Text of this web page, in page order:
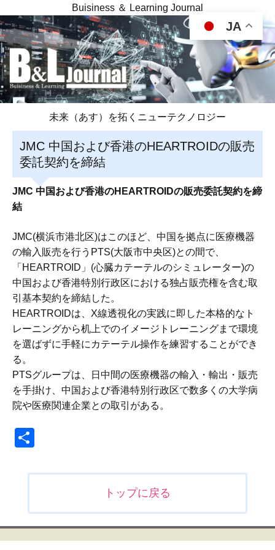
Buisiness ＆ Learning Journal
未来（あす）を拓くニューテクノロジー
JMC 中国および香港のHEARTROIDの販売
委託契約を締結
JMC 中国および香港のHEARTROIDの販売委託契約を締
結
JMC(横浜市港北区)はこのほど、中国を拠点に医療機器
の輸入販売を行うPTS(大阪市中央区)との間で、
「HEARTROID」(心臓カテーテルのシミュレーター)の
中国および香港特別行政区における独占販売権を含む取
引基本契約を締結した。
HEARTROIDは、X線透視化の実践に即した本格的なト
レーニングから机上でのイメージトレーニングまで環境
を選ばずに手軽にカテーテル操作を練習することができ
る。
PTSグループは、日中間の医療機器の輸入・輸出・販売
を手掛け、中国および香港特別行政区で数多くの大学病
院や医療関連企業との取引がある。
ビ
ゲ
トップに戻る
JA